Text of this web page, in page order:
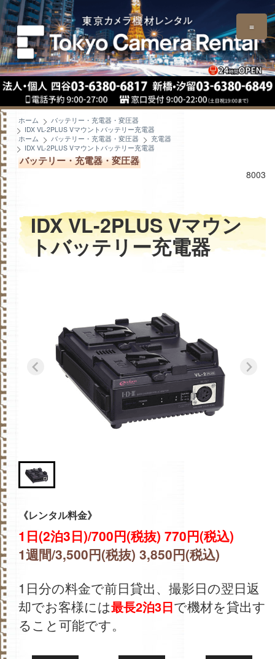
≡
ホーム
バッテリー・充電器・変圧器
IDX VL-2PLUS Vマウントバッテリー充電器
ホーム
バッテリー・充電器・変圧器
充電器
IDX VL-2PLUS Vマウントバッテリー充電器
バッテリー・充電器・変圧器
8003
IDX VL-2PLUS Vマウン
トバッテリー充電器
《レンタル料金》
1日(2泊3日)/700円(税抜) 770円(税込)
1週間/3,500円(税抜) 3,850円(税込)
1日分の料金で前日貸出、撮影日の翌日返
却でお客様には最長2泊3日で機材を貸出す
ること可能です。